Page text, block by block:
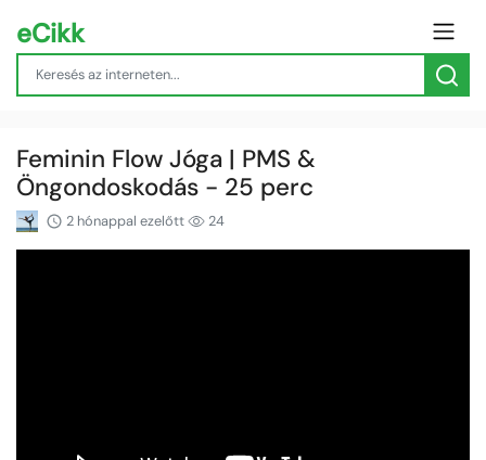
eCikk
Feminin Flow Jóga | PMS &
Öngondoskodás - 25 perc
2 hónappal ezelőtt 24